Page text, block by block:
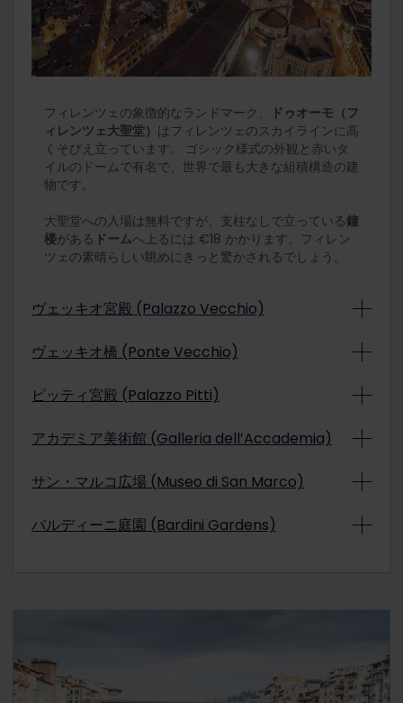
フィレンツェの象徴的なランドマーク、
ドゥオーモ（フ
ィレンツェ大聖堂） はフィレンツェのスカイラインに高
くそびえ立っています。
ゴシック様式の外観と赤いタ
イルのドームで有名で、世界で最も大きな組積構造の建
物です。
大聖堂への入場は無料ですが、支柱なしで立っている鐘
楼がある ドームへ上るには €18 かかります。フィレン
ツェの素晴らしい眺めにきっと驚かされるでしょう。
ヴェッキオ宮殿 (Palazzo Vecchio)
府組織を内包する宮殿を建てました。この宮殿は今でも
る
の眺め
は格別です。
ヴェッキオ橋 (Ponte Vecchio)
ームとして使用されていました。現在は、宝石店だけが
ラート店の1つである「
」にも足を延ばしま
しょう。 アルノ川の観光ボート
に乗り、違う角度からヴ
ピッティ宮殿 (Palazzo Pitti)
ピッティ宮殿はフィレンツェ最大の複合博物館で、ルネ
ッサンス期の傑作で通路が埋め尽くされています。有名
ラファエル、ティツィアーノ、ルーベンス による絵画
アカデミア美術館 (Galleria dell’Accademia)
サン・マルコ広場 (Museo di San Marco)
バルディーニ庭園 (Bardini Gardens)
レンツェの人混みから離れたい人々にピッタリです。
まれます。